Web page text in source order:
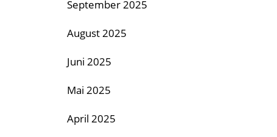
September 2025
August 2025
Juni 2025
Mai 2025
April 2025